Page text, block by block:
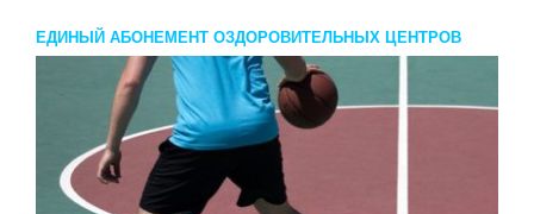
ЕДИНЫЙ АБОНЕМЕНТ ОЗДОРОВИТЕЛЬНЫХ ЦЕНТРОВ